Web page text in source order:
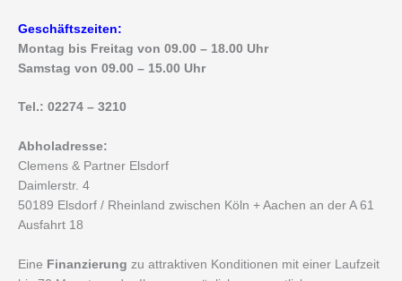
Geschäftszeiten:
Montag bis Freitag von 09.00 – 18.00 Uhr
Samstag von 09.00 – 15.00 Uhr
Tel.: 02274 – 3210
Abholadresse:
Clemens & Partner Elsdorf
Daimlerstr. 4
50189 Elsdorf / Rheinland zwischen Köln + Aachen an der A 61
Ausfahrt 18
Eine Finanzierung zu attraktiven Konditionen mit einer Laufzeit